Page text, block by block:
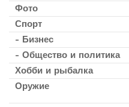
Фото
Спорт
- Бизнес
- Общество и политика
Хобби и рыбалка
Оружие